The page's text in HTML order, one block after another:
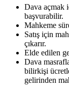
Dava açmak
başvurabilir.
Mahkeme
Satış için
çıkarır.
Elde edilen
Dava
bilirkişi
gelirinden